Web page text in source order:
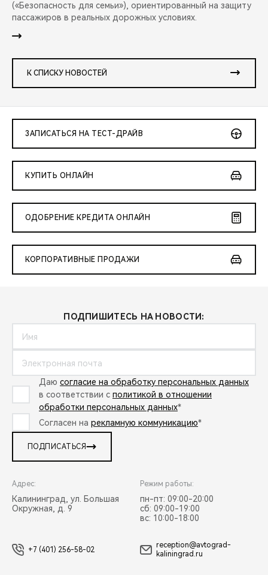
(«Безопасность для семьи»), ориентированный на защиту
пассажиров в реальных дорожных условиях.
К СПИСКУ НОВОСТЕЙ
ЗАПИСАТЬСЯ НА ТЕСТ-ДРАЙВ
КУПИТЬ ОНЛАЙН
ОДОБРЕНИЕ КРЕДИТА ОНЛАЙН
КОРПОРАТИВНЫЕ ПРОДАЖИ
ПОДПИШИТЕСЬ НА НОВОСТИ:
Даю согласие на обработку персональных данных
в соответствии с политикой в отношении
обработки персональных данных*
Согласен на рекламную коммуникацию*
ПОДПИСАТЬСЯ
Адрес:
Калининград, ул. Большая
Окружная, д. 9
Режим работы:
пн-пт: 09:00-20:00
сб: 09:00-19:00
вс: 10:00-18:00
+7 (401) 256-58-02
reception@avtograd-
kaliningrad.ru